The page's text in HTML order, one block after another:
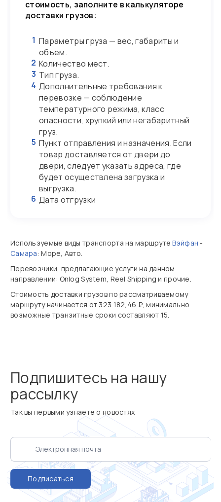
стоимость, заполните в калькуляторе
доставки грузов:
1 Параметры груза — вес, габариты и
объем.
2 Количество мест.
3 Тип груза.
4 Дополнительные требования к
перевозке — соблюдение
температурного режима, класс
опасности, хрупкий или негабаритный
груз.
5 Пункт отправления и назначения. Если
товар доставляется от двери до
двери, следует указать адреса, где
будет осуществлена загрузка и
выгрузка.
6 Дата отгрузки
Используемые виды транспорта на маршрутеВэйфан -
Самара: Море, Авто.
Перевозчики, предлагающие услуги на данном
направлении: Onlog System, Reel Shipping и прочие.
Стоимость доставки грузов по рассматриваемому
маршруту начинается от 323 182,46 ₽, минимально
возможные транзитные сроки составляют 15.
Подпишитесь на нашу
рассылку
Так вы первыми узнаете о новостях
Подписаться